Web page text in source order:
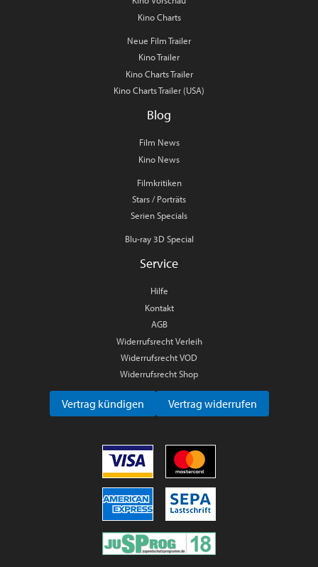
Kino Charts
Neue Film Trailer
Kino Trailer
Kino Charts Trailer
Kino Charts Trailer (USA)
Blog
Film News
Kino News
Filmkritiken
Stars / Porträts
Serien Specials
Blu-ray 3D Special
Service
Hilfe
Kontakt
AGB
Widerrufsrecht Verleih
Widerrufsrecht VOD
Widerrufsrecht Shop
Vertrag kündigen Vertrag widerrufen